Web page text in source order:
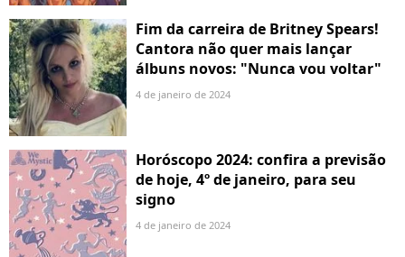
Fim da carreira de Britney Spears!
Cantora não quer mais lançar
álbuns novos: "Nunca vou voltar"
4 de janeiro de 2024
Horóscopo 2024: confira a previsão
de hoje, 4º de janeiro, para seu
signo
4 de janeiro de 2024